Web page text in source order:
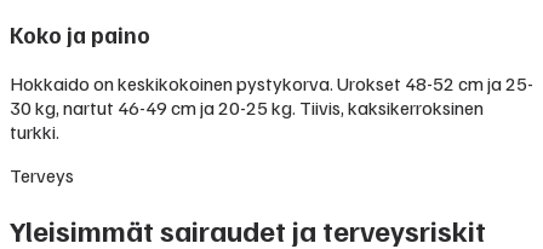
Koko ja paino
Hokkaido on keskikokoinen pystykorva. Urokset 48-52 cm ja 25-
30 kg, nartut 46-49 cm ja 20-25 kg. Tiivis, kaksikerroksinen
turkki.
Terveys
Yleisimmät sairaudet ja terveysriskit